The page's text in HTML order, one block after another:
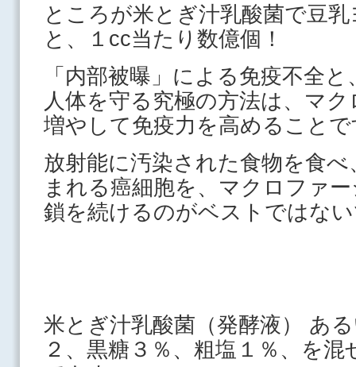
ところが米とぎ汁乳酸菌で豆
と、１cc当たり数億個！
「内部被曝」による免疫不全
人体を守る究極の方法は、マ
増やして免疫力を高めること
放射能に汚染された食物を食
まれる癌細胞を、マクロファ
鎖を続けるのがベストではな
米とぎ汁乳酸菌（発酵液） あ
２、黒糖３％、粗塩１％、を